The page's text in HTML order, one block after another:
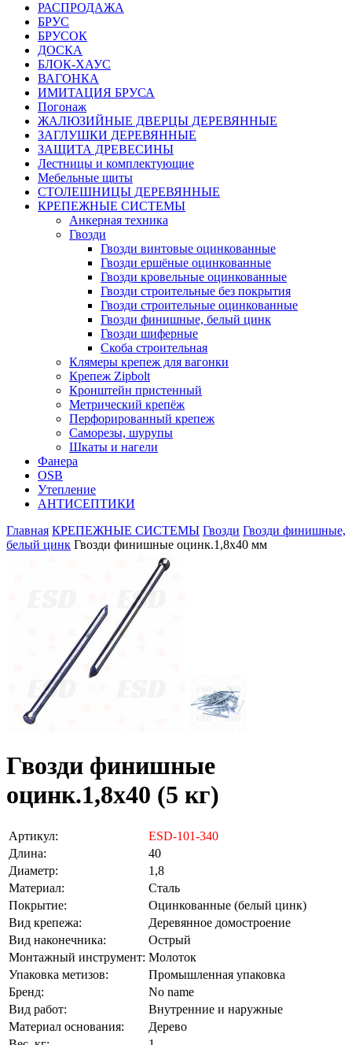
РАСПРОДАЖА
БРУС
БРУСОК
ДОСКА
БЛОК-ХАУС
ВАГОНКА
ИМИТАЦИЯ БРУСА
Погонаж
ЖАЛЮЗИЙНЫЕ ДВЕРЦЫ ДЕРЕВЯННЫЕ
ЗАГЛУШКИ ДЕРЕВЯННЫЕ
ЗАЩИТА ДРЕВЕСИНЫ
Лестницы и комплектующие
Мебельные щиты
СТОЛЕШНИЦЫ ДЕРЕВЯННЫЕ
КРЕПЕЖНЫЕ СИСТЕМЫ
Анкерная техника
Гвозди
Гвозди винтовые оцинкованные
Гвозди ершёные оцинкованные
Гвозди кровельные оцинкованные
Гвозди строительные без покрытия
Гвозди строительные оцинкованные
Гвозди финишные, белый цинк
Гвозди шиферные
Скоба строительная
Клямеры крепеж для вагонки
Крепеж Zipbolt
Кронштейн пристенный
Метрический крепёж
Перфорированный крепеж
Саморезы, шурупы
Шкаты и нагели
Фанера
OSB
Утепление
АНТИСЕПТИКИ
Главная КРЕПЕЖНЫЕ СИСТЕМЫ Гвозди Гвозди финишные,
белый цинк Гвозди финишные оцинк.1,8х40 мм
Гвозди финишные
оцинк.1,8х40 (5 кг)
Артикул:
ESD-101-340
Длина:
40
Диаметр:
1,8
Материал:
Сталь
Покрытие:
Оцинкованные (белый цинк)
Вид крепежа:
Деревянное домостроение
Вид наконечника:
Острый
Монтажный инструмент: Молоток
Упаковка метизов:
Промышленная упаковка
Бренд:
No name
Вид работ:
Внутренние и наружные
Материал основания:
Дерево